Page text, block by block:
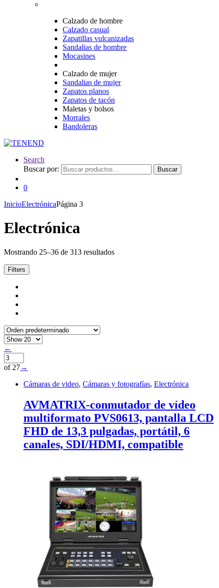
Calzado de hombre
Calzado casual
Zapatillas vulcanizadas
Sandalias de hombre
Mocasines
Calzado de mujer
Sandalias de mujer
Zapatos planos
Zapatos de tacón
Maletas y bolsos
Morrales
Bandoleras
Search
Buscar por:
Buscar
0
InicioElectrónicaPágina 3
Electrónica
Mostrando 25–36 de 313 resultados
Filters
←
of 27→
Cámaras de video, Cámaras y fotografías, Electrónica
AVMATRIX-conmutador de vídeo
multiformato PVS0613, pantalla LCD
FHD de 13,3 pulgadas, portátil, 6
canales, SDI/HDMI, compatible